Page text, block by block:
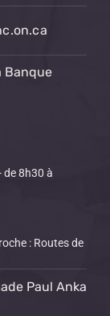
Banque
de 8h30 à
: Routes de
Paul Anka